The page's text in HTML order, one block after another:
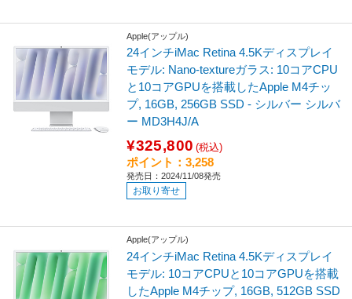
Apple(アップル)
24インチiMac Retina 4.5Kディスプレイ
モデル: Nano-textureガラス: 10コアCPU
と10コアGPUを搭載したApple M4チッ
プ, 16GB, 256GB SSD - シルバー シルバ
ー MD3H4J/A
¥325,800 (税込)
ポイント：3,258
発売日：2024/11/08発売
お取り寄せ
Apple(アップル)
24インチiMac Retina 4.5Kディスプレイ
モデル: 10コアCPUと10コアGPUを搭載
したApple M4チップ, 16GB, 512GB SSD